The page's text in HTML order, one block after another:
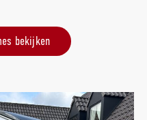
bekijken